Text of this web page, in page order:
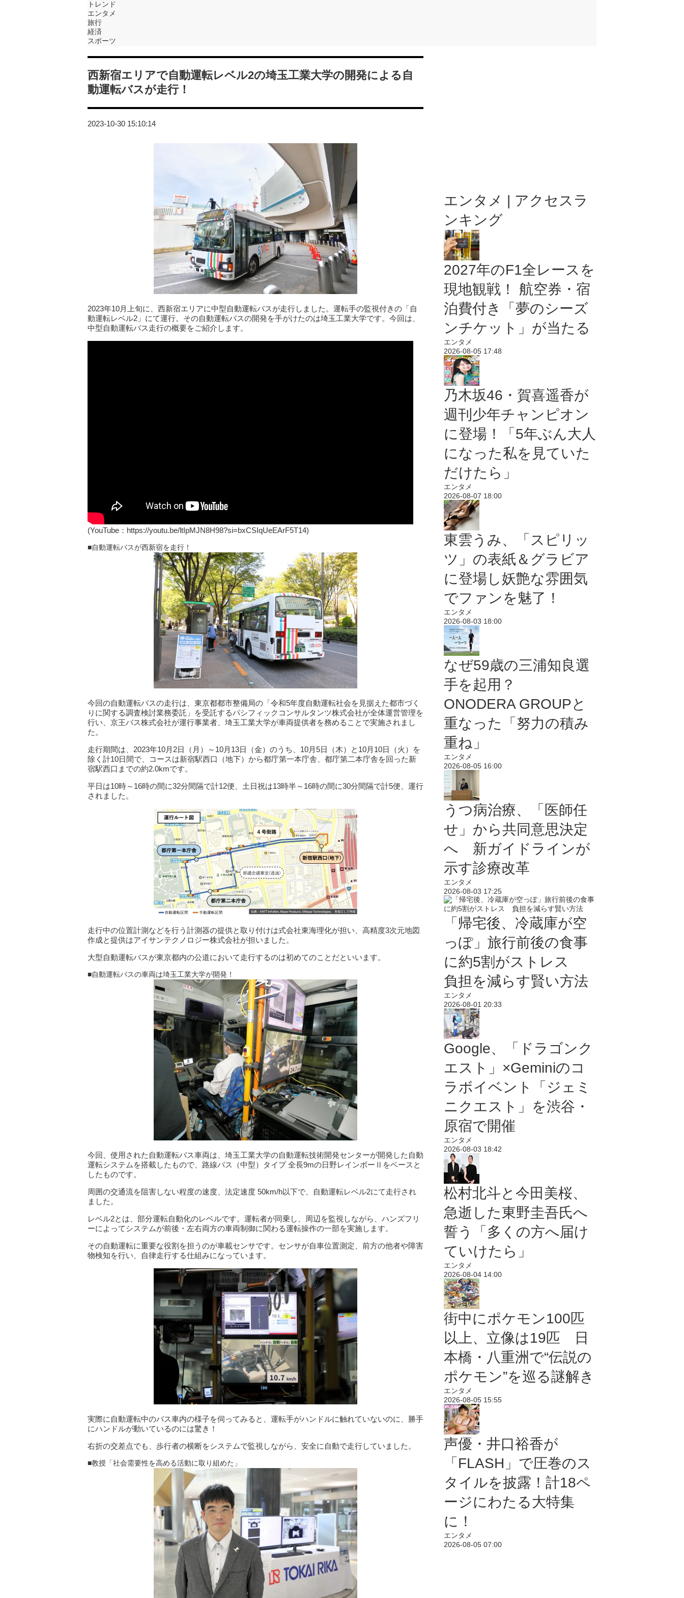
トレンド
エンタメ
旅行
経済
スポーツ
西新宿エリアで自動運転レベル2の埼玉工業大学の開発による自
動運転バスが走行！
2023-10-30 15:10:14
2023年10月上旬に、西新宿エリアに中型自動運転バスが走行しました。運転手の監視付きの「自
動運転レベル2」にて運行。その自動運転バスの開発を手がけたのは埼玉工業大学です。今回は、
中型自動運転バス走行の概要をご紹介します。
(YouTube：https://youtu.be/ltIpMJN8H98?si=bxCSIqUeEArF5T14)
■自動運転バスが西新宿を走行！
今回の自動運転バスの走行は、東京都都市整備局の「令和5年度自動運転社会を見据えた都市づく
りに関する調査検討業務委託」を受託するパシフィックコンサルタンツ株式会社が全体運営管理を
行い、京王バス株式会社が運行事業者、埼玉工業大学が車両提供者を務めることで実施されまし
た。
走行期間は、2023年10月2日（月）～10月13日（金）のうち、10月5日（木）と10月10日（火）を
除く計10日間で、コースは新宿駅西口（地下）から都庁第一本庁舎、都庁第二本庁舎を回った新
宿駅西口までの約2.0kmです。
平日は10時～16時の間に32分間隔で計12便、土日祝は13時半～16時の間に30分間隔で計5便、運行
されました。
走行中の位置計測などを行う計測器の提供と取り付けは式会社東海理化が担い、高精度3次元地図
作成と提供はアイサンテクノロジー株式会社が担いました。
大型自動運転バスが東京都内の公道において走行するのは初めてのことだといいます。
■自動運転バスの車両は埼玉工業大学が開発！
今回、使用された自動運転バス車両は、埼玉工業大学の自動運転技術開発センターが開発した自動
運転システムを搭載したもので、路線バス（中型）タイプ 全長9mの日野レインボーⅡをベースと
したものです。
周囲の交通流を阻害しない程度の速度、法定速度 50km/h以下で、自動運転レベル2にて走行され
ました。
レベル2とは、部分運転自動化のレベルです。運転者が同乗し、周辺を監視しながら、ハンズフリ
ーによってシステムが前後・左右両方の車両制御に関わる運転操作の一部を実施します。
その自動運転に重要な役割を担うのが車載センサです。センサが自車位置測定、前方の他者や障害
物検知を行い、自律走行する仕組みになっています。
実際に自動運転中のバス車内の様子を伺ってみると、運転手がハンドルに触れていないのに、勝手
にハンドルが動いているのには驚き！
右折の交差点でも、歩行者の横断をシステムで監視しながら、安全に自動で走行していました。
■教授「社会需要性を高める活動に取り組めた」
エンタメ | アクセスラ
ンキング
2027年のF1全レースを
現地観戦！ 航空券・宿
泊費付き「夢のシーズ
ンチケット」が当たる
エンタメ
2026-08-05 17:48
乃木坂46・賀喜遥香が
週刊少年チャンピオン
に登場！「5年ぶん大人
になった私を見ていた
だけたら」
エンタメ
2026-08-07 18:00
東雲うみ、「スピリッ
ツ」の表紙＆グラビア
に登場し妖艶な雰囲気
でファンを魅了！
エンタメ
2026-08-03 18:00
なぜ59歳の三浦知良選
手を起用？
ONODERA GROUPと
重なった「努力の積み
重ね」
エンタメ
2026-08-05 16:00
うつ病治療、「医師任
せ」から共同意思決定
へ 新ガイドラインが
示す診療改革
エンタメ
2026-08-03 17:25
「帰宅後、冷蔵庫が空
っぽ」旅行前後の食事
に約5割がストレス
負担を減らす賢い方法
エンタメ
2026-08-01 20:33
Google、「ドラゴンク
エスト」×Geminiのコ
ラボイベント「ジェミ
ニクエスト」を渋谷・
原宿で開催
エンタメ
2026-08-03 18:42
松村北斗と今田美桜、
急逝した東野圭吾氏へ
誓う「多くの方へ届け
ていけたら」
エンタメ
2026-08-04 14:00
街中にポケモン100匹
以上、立像は19匹 日
本橋・八重洲で“伝説の
ポケモン”を巡る謎解き
エンタメ
2026-08-05 15:55
声優・井口裕香が
「FLASH」で圧巻のス
タイルを披露！計18ペ
ージにわたる大特集
に！
エンタメ
2026-08-05 07:00